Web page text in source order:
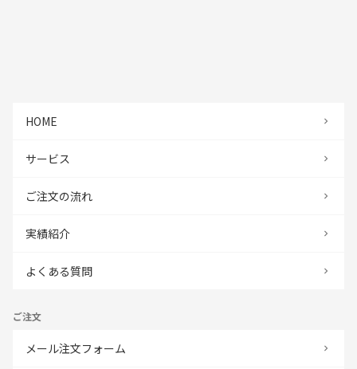
HOME
サービス
ご注文の流れ
実績紹介
よくある質問
ご注文
メール注文フォーム